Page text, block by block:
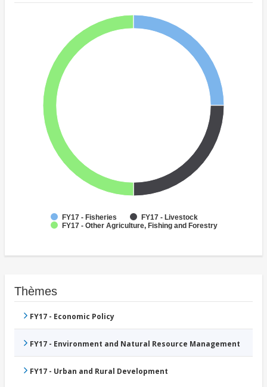
FY17 - Fisheries
FY17 - Livestock
FY17 - Other Agriculture, Fishing and Forestry
Thèmes
FY17 - Economic Policy
FY17 - Environment and Natural Resource Management
FY17 - Urban and Rural Development